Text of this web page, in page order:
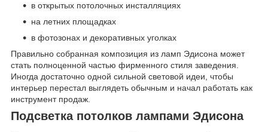
в открытых потолочных инсталляциях
на летних площадках
в фотозонах и декоративных уголках
Правильно собранная композиция из ламп Эдисона может
стать полноценной частью фирменного стиля заведения.
Иногда достаточно одной сильной световой идеи, чтобы
интерьер перестал выглядеть обычным и начал работать как
инструмент продаж.
Подсветка потолков лампами Эдисона